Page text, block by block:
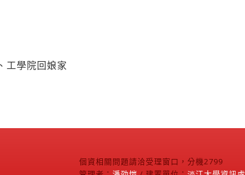
工學院回娘家
個資相關問題請洽受理窗口，分機2799